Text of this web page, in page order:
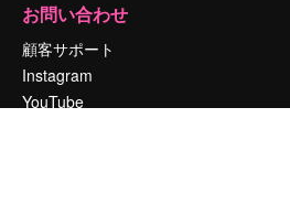
お問い合わせ
顧客サポート
Instagram
YouTube